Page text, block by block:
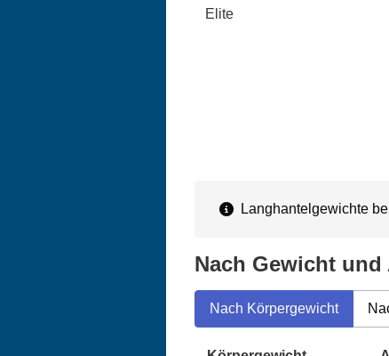
Elite
Langhantelgewichte
Nach Gewicht und
Nach Körpergewicht